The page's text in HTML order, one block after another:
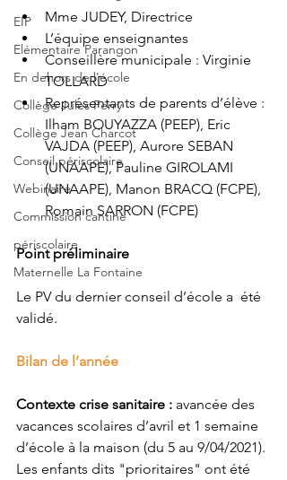
EIP
Elémentaire Parangon
En dehors de l'école
Collège Jules Ferry
Collège Jean Charcot
Conseil périscolaire
Webinaire
Commission cantine
périscolaire
Maternelle La Fontaine
Mme JUDEY, Directrice
L’équipe enseignantes
Conseillère municipale : Virginie
TOLLARD
Représentants de parents d’élève :
Ilham BOUYAZZA (PEEP), Eric
VAJDA (PEEP), Aurore SEBAN
(UNAAPE), Pauline GIROLAMI
(UNAAPE), Manon BRACQ (FCPE),
Romain SARRON (FCPE)
Point préliminaire
Le PV du dernier conseil d’école a été
validé.
Bilan de l’année
Contexte crise sanitaire : avancée des
vacances scolaires d’avril et 1 semaine
d’école à la maison (du 5 au 9/04/2021).
Les enfants dits "prioritaires" ont été